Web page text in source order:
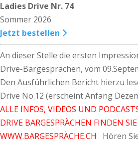
Ladies Drive Nr. 74
Sommer 2026
Jetzt bestellen
An dieser Stelle die ersten
Drive-Bargesprächen, vom
Den Ausführlichen Bericht hierzu
Drive No.12 (erscheint Anfang
ALLE INFOS, VIDEOS UND
DRIVE BARGESPRÄCHEN FINDEN
WWW.BARGESPRÄCHE.CH Hören